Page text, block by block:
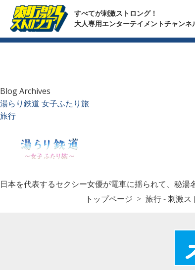
すべてが刺激ストロング！
大人専用エンターテイメントチャンネ
Blog Archives
湯らり鉄道 女子ふたり旅
旅行
日本を代表するセクシー女優が電車に揺られて、秘湯
トップページ
旅行 - 刺激ス